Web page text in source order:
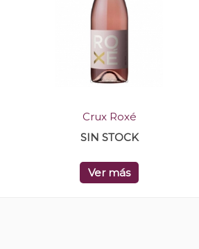
Crux Roxé
SIN STOCK
Ver más